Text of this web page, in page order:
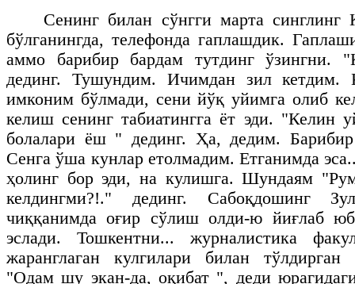
Сенинг билан сўнгги марта синглинг
бўлганингда, телефонда гаплашдик.
аммо барибир бардам тутдинг ўзингни.
дединг. Тушундим. Ичимдан зил кетдим.
имконим бўлмади, сени йўқ уйимга олиб
келиш сенинг табиатингга ёт эди. "Келин
болалари ёш " дединг. Ҳа, дедим.
Сенга ўша кунлар етолмадим. Етганимда
ҳолинг бор эди, на кулишга. Шундаям
келдингми?!." дединг. Сабоқдошинг
чиққанимда оғир сўлиш олди-ю йиғлаб
эслади. Тошкентни... журналистика
жаранглаган кулгилари билан
"Одам шу экан-да, оқибат ", деди